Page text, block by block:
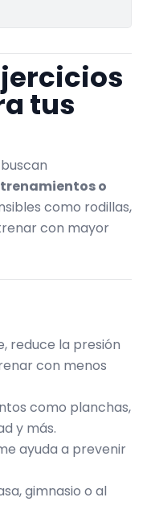
tus
o
como rodillas,
con mayor
reduce la presión
con menos
como planchas,
y más.
ayuda a prevenir
gimnasio o al